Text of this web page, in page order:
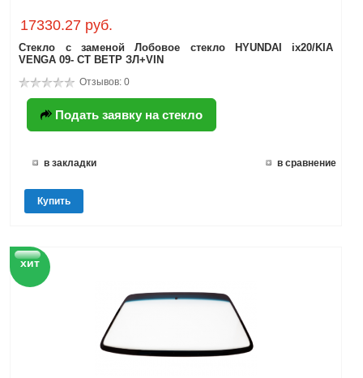
17330.27 руб.
Стекло с заменой Лобовое стекло HYUNDAI ix20/KIA
VENGA 09- CТ ВЕТР ЗЛ+VIN
Отзывов: 0
Подать заявку на стекло
в закладки в сравнение
Купить
хит